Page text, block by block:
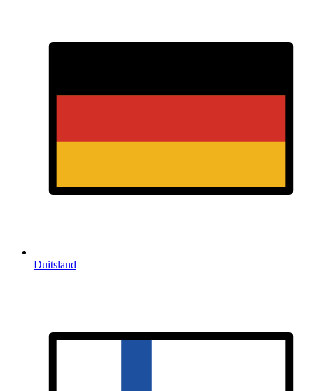
Duitsland